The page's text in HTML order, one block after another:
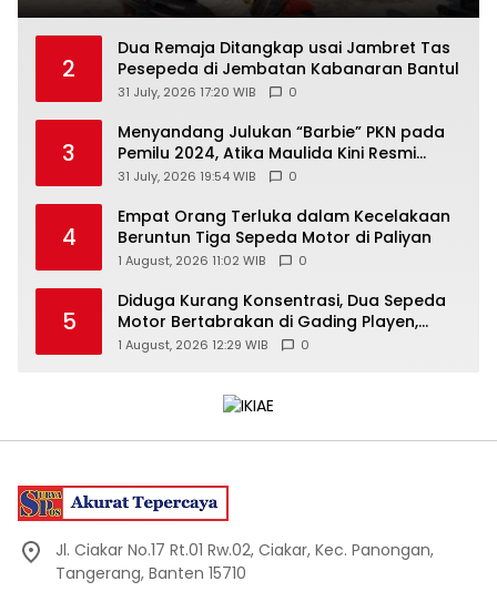
2
Dua Remaja Ditangkap usai Jambret Tas
Pesepeda di Jembatan Kabanaran Bantul
31 July, 2026 17:20 WIB 0
3
Menyandang Julukan “Barbie” PKN pada
Pemilu 2024, Atika Maulida Kini Resmi
Menjabat Sekretaris PIMDA PKN DIY
31 July, 2026 19:54 WIB 0
4
Empat Orang Terluka dalam Kecelakaan
Beruntun Tiga Sepeda Motor di Paliyan
1 August, 2026 11:02 WIB 0
5
Diduga Kurang Konsentrasi, Dua Sepeda
Motor Bertabrakan di Gading Playen,
Mahasiswi Meninggal
1 August, 2026 12:29 WIB 0
Jl. Ciakar No.17 Rt.01 Rw.02, Ciakar, Kec. Panongan,
Tangerang, Banten 15710